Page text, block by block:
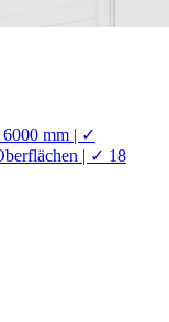
mm | ✓
| ✓ 18